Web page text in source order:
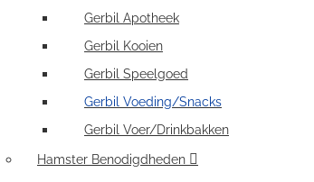
Gerbil Apotheek
Gerbil Kooien
Gerbil Speelgoed
Gerbil Voeding/Snacks
Gerbil Voer/Drinkbakken
Hamster Benodigdheden